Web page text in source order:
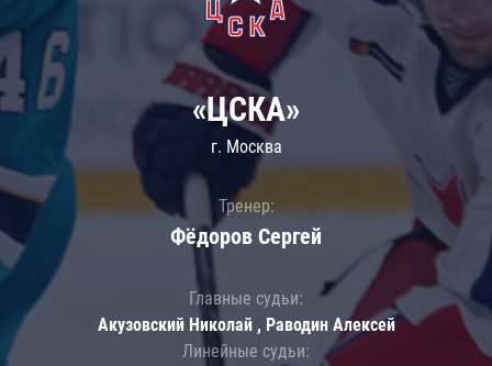
«ЦСКА»
г. Москва
Тренер:
Фёдоров Сергей
Главные судьи:
Акузовский Николай , Раводин Алексей
Линейные судьи: